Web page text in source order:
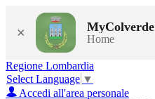
× MyColverde
Home
Regione Lombardia
Select Language ▼
Accedi all'area personale